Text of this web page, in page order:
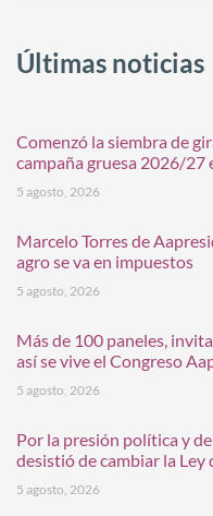
Últimas noticias
Comenzó la siembra de
campaña gruesa 2026/
5 agosto, 2026
Marcelo Torres de
agro se va en impuestos
5 agosto, 2026
Más de 100 paneles,
así se vive el Congreso
5 agosto, 2026
Por la presión política y
desistió de cambiar la Ley
5 agosto, 2026